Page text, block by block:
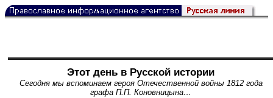
Этот день в Русской истории
Сегодня мы вспоминаем героя Отечественной войны 1812 года
графа П.П. Коновницына…